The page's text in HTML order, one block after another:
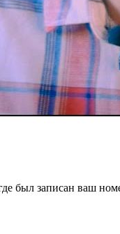
был записан ваш